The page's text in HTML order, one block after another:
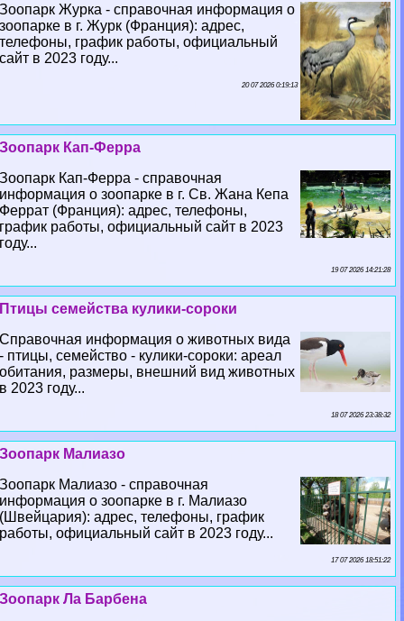
Зоопарк Журка - справочная информация о
зоопарке в г. Журк (Франция): адрес,
телефоны, график работы, официальный
сайт в 2023 году...
20 07 2026 0:19:13
Зоопарк Кап-Ферра
Зоопарк Кап-Ферра - справочная
информация о зоопарке в г. Св. Жана Кепа
Феррат (Франция): адрес, телефоны,
график работы, официальный сайт в 2023
году...
19 07 2026 14:21:28
Птицы семейства кулики-сороки
Справочная информация о животных вида
- птицы, семейство - кулики-сороки: ареал
обитания, размеры, внешний вид животных
в 2023 году...
18 07 2026 23:38:32
Зоопарк Малиазо
Зоопарк Малиазо - справочная
информация о зоопарке в г. Малиазо
(Швейцария): адрес, телефоны, график
работы, официальный сайт в 2023 году...
17 07 2026 18:51:22
Зоопарк Ла Барбена